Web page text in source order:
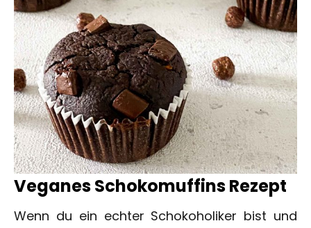
Veganes Schokomuffins Rezept
Wenn du ein echter Schokoholiker bist und